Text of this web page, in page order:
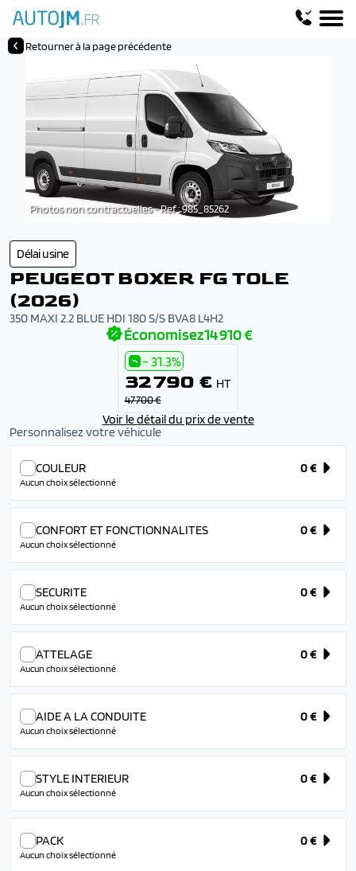
Retourner à la page précédente
Photos non contractuelles - Ref : 985_85262
Délai usine
PEUGEOT BOXER FG TOLE
(2026)
350 MAXI 2.2 BLUE HDI 180 S/S BVA8 L4H2
Économisez14 910 €
- 31.3%
32 790 € HT
47 700 €
Voir le détail du prix de vente
Personnalisez votre véhicule
COULEUR 0 €
Aucun choix sélectionné
CONFORT ET FONCTIONNALITES 0 €
Aucun choix sélectionné
SECURITE 0 €
Aucun choix sélectionné
ATTELAGE 0 €
Aucun choix sélectionné
AIDE A LA CONDUITE 0 €
Aucun choix sélectionné
STYLE INTERIEUR 0 €
Aucun choix sélectionné
PACK 0 €
Aucun choix sélectionné